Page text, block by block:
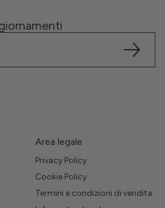
Area legale
Privacy Policy
Cookie Policy
Termini e condizioni di vendita